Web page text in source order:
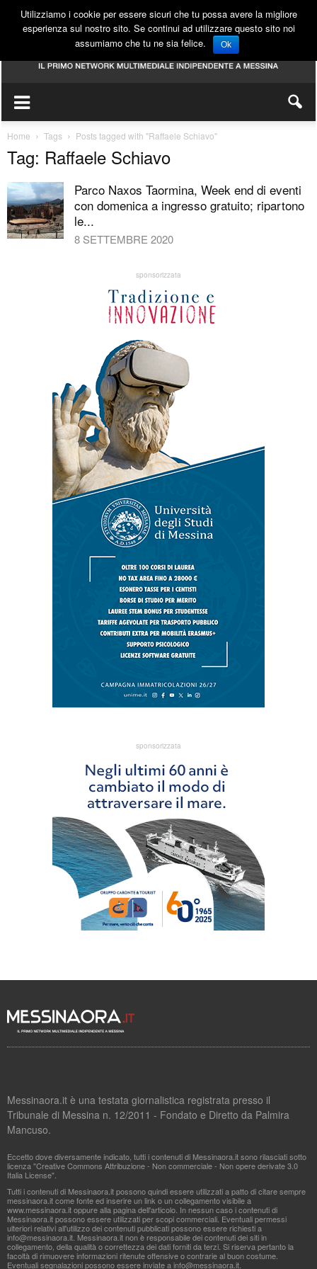
Home Tags Posts tagged with "Raffaele Schiavo"
Tag: Raffaele Schiavo
Parco Naxos Taormina, Week end di eventi
con domenica a ingresso gratuito; ripartono
le...
8 SETTEMBRE 2020
sponsorizzata
sponsorizzata
Messinaora.it è una testata giornalistica registrata presso il
Tribunale di Messina n. 12/2011 - Fondato e Diretto da Palmira
Mancuso.
Eccetto dove diversamente indicato, tutti i contenuti di Messinaora.it sono rilasciati sotto
licenza "Creative Commons Attribuzione - Non commerciale - Non opere derivate 3.0
Italia License".
Tutti i contenuti di Messinaora.it possono quindi essere utilizzati a patto di citare sempre
messinaora.it come fonte ed inserire un link o un collegamento visibile a
www.messinaora.it oppure alla pagina dell'articolo. In nessun caso i contenuti di
Messinaora.it possono essere utilizzati per scopi commerciali. Eventuali permessi
ulteriori relativi all'utilizzo dei contenuti pubblicati possono essere richiesti a
info@messinaora.it . Messinaora.it non è responsabile dei contenuti dei siti in
collegamento, della qualità o correttezza dei dati forniti da terzi. Si riserva pertanto la
facoltà di rimuovere informazioni ritenute offensive o contrarie al buon costume.
Eventuali segnalazioni possono essere inviate ainfo@messinaora.it
Utilizziamo i cookie per essere sicuri che tu possa avere la migliore
esperienza sul nostro sito. Se continui ad utilizzare questo sito noi
assumiamo che tu ne sia felice.
Ok